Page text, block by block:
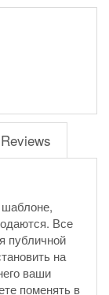
Reviews
Все
публичной
на
ваши
поменять в